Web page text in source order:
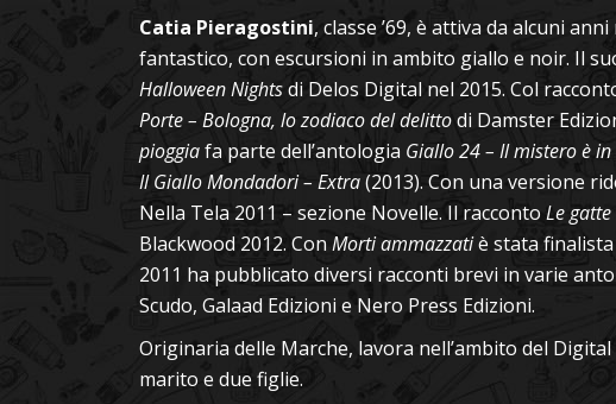
Catia Pieragostini, classe ’69, è attiva da alcuni
fantastico, con escursioni in ambito giallo e noir. Il
Halloween Nightsdi Delos Digital nel 2015. Col
Porte – Bologna, lo zodiaco del delittodi Damster
pioggiafa parte dell’antologia Giallo 24 – Il mistero è
Il Giallo Mondadori – Extra(2013). Con una versione
Nella Tela 2011 – sezione Novelle. Il racconto Le gatte
Blackwood 2012. ConMorti ammazzatiè stata finalista
2011 ha pubblicato diversi racconti brevi in varie
Scudo, Galaad Edizioni e Nero Press Edizioni.
Originaria delle Marche, lavora nell’ambito del
marito e due figlie.